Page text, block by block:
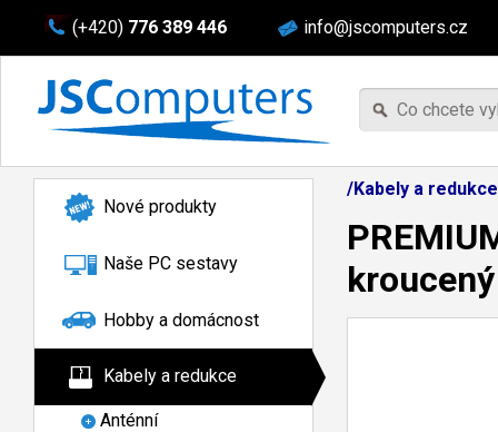
(+420) 776 389 446 info@jscomputers.cz
Nové produkty
Naše PC sestavy
Hobby a domácnost
Kabely a redukce
Anténní
/Kabely a